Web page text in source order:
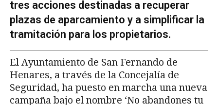
tres acciones destinadas a recuperar
plazas de aparcamiento y a simplificar la
tramitación para los propietarios.
El Ayuntamiento de San Fernando de
Henares, a través de la Concejalía de
Seguridad, ha puesto en marcha una nueva
campaña bajo el nombre ‘No abandones tu